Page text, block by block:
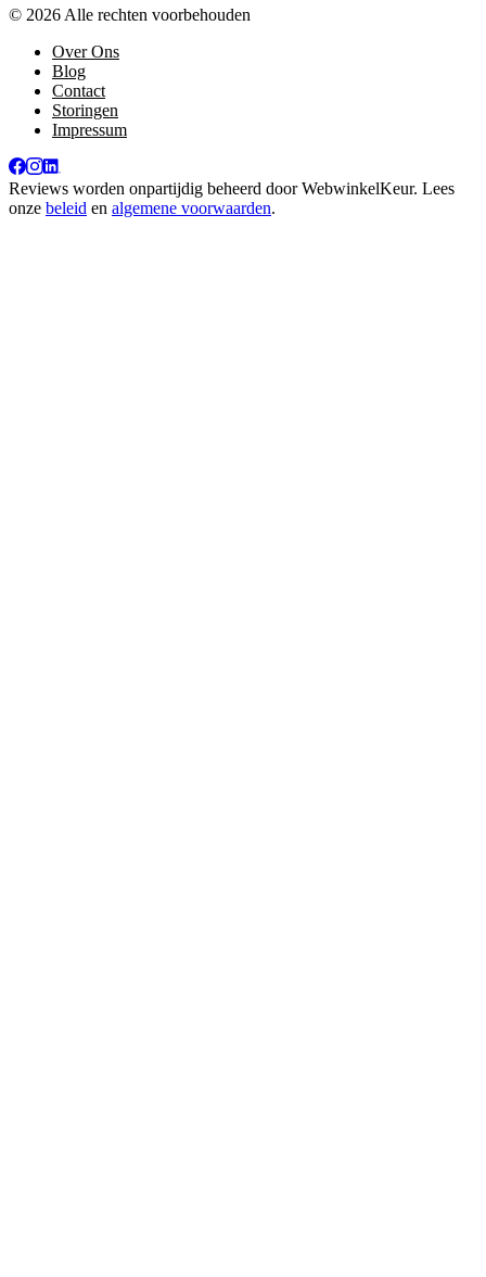
© 2026 Alle rechten voorbehouden
Over Ons
Blog
Contact
Storingen
Impressum
Reviews worden onpartijdig beheerd doorWebwinkelKeur. Lees
onze beleid en algemene voorwaarden.